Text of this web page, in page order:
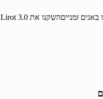
באגים זמנייםהשקנו את Lirot 3.0